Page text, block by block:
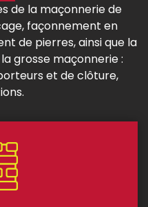
de la maçonnerie de
façonnement en
de pierres, ainsi que la
grosse maçonnerie :
et de clôture,